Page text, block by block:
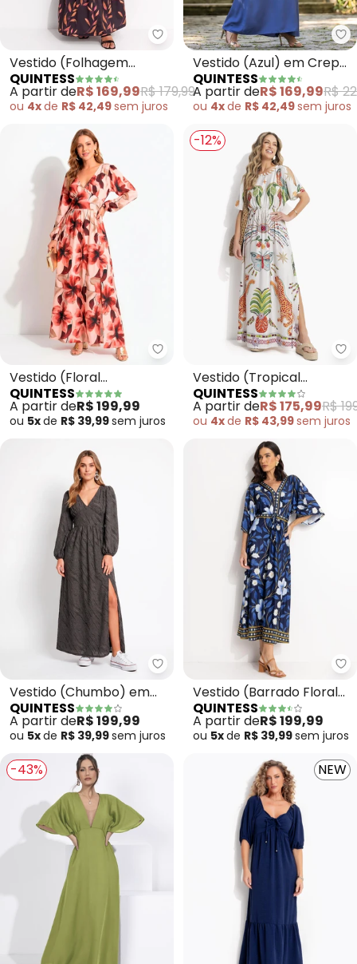
Quintess - Vestido (Folhagem
Vestido (Folhagem
Preto) em Malha Fria
QUINTESS
A partir deR$ 169,99R$ 179,99
ou 4xde R$ 42,49sem juros
Vestido (Azul) em Crepe
Plano
QUINTESS
A partir deR$ 169,99R$
ou 4xde R$ 42,49sem juros
Quintess - Vestido (Floral
Vestido (Floral
Pincelado) em Malha Fria
QUINTESS
A partir deR$ 199,99
ou 5xde R$ 39,99sem juros
-12%
Vestido (Tropical
Colorido) em Malha Fria
QUINTESS
A partir deR$ 175,99R$
ou 4xde R$ 43,99sem juros
Quintess - Vestido (Chumbo)
Vestido (Chumbo) em
Malha Jacquard
Texturizada
QUINTESS
A partir deR$ 199,99
ou 5xde R$ 39,99sem juros
Vestido (Barrado Floral
Azul) em Malha Fria
QUINTESS
A partir deR$ 199,99
ou 5xde R$ 39,99sem juros
-43% NEW